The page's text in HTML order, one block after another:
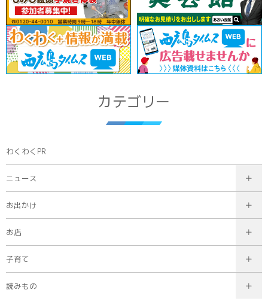
カテゴリー
わくわくPR
ニュース
お出かけ
お店
子育て
読みもの